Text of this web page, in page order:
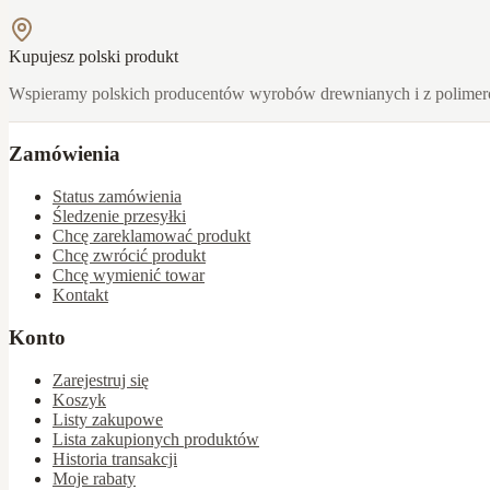
Kupujesz polski produkt
Wspieramy polskich producentów wyrobów drewnianych i z
Zamówienia
Status zamówienia
Śledzenie przesyłki
Chcę zareklamować produkt
Chcę zwrócić produkt
Chcę wymienić towar
Kontakt
Konto
Zarejestruj się
Koszyk
Listy zakupowe
Lista zakupionych produktów
Historia transakcji
Moje rabaty